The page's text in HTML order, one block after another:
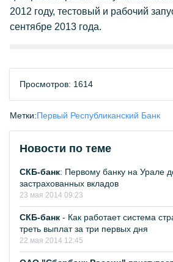
2012 году, тестовый и рабочий
сентябре 2013 года.
Просмотров: 1614
Метки:Первый Республиканский Банк
Новости по теме
СКБ-банк: Первому банку на Урале
застрахованных вкладов
23 мая 2014 09:23
СКБ-банк - Как работает система
треть выплат за три первых дня
22 мая 2014 12:45